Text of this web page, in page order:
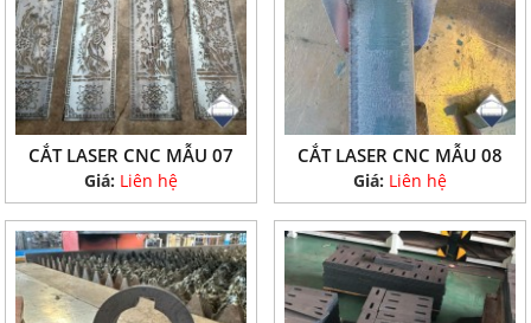
CẮT LASER CNC MẪU 07
Giá: Liên hệ
CẮT LASER CNC MẪU 08
Giá: Liên hệ